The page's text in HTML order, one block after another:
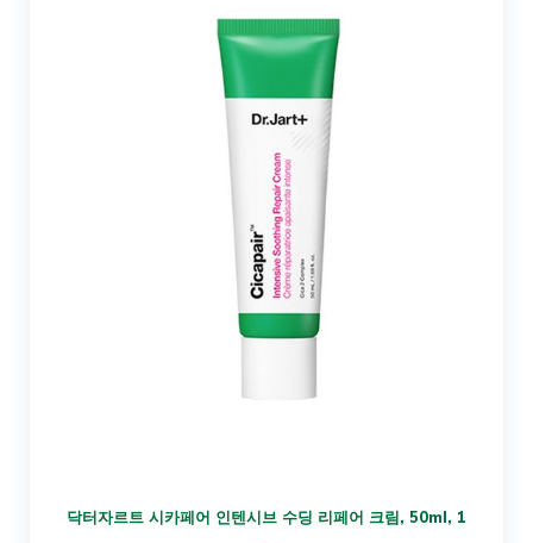
닥터자르트 시카페어 인텐시브 수딩 리페어 크림, 50ml, 1